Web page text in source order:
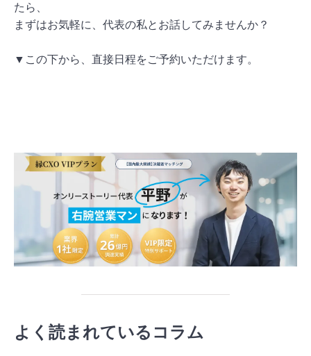
たら、
まずはお気軽に、代表の私とお話してみませんか？
▼この下から、直接日程をご予約いただけます。
よく読まれているコラム